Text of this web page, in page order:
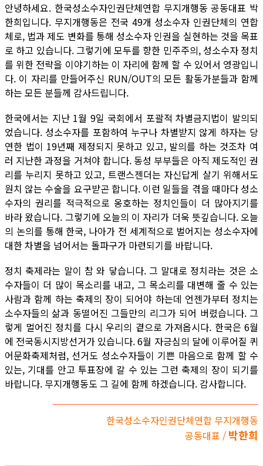
안녕하세요. 한국성소수자인권단체연합 무지개행동 공동대표 박
한희입니다. 무지개행동은 전국 49개 성소수자 인권단체의 연합
체로, 법과 제도 변화를 통해 성소수자 인권을 실현하는 것을 목표
로 하고 있습니다. 그렇기에 모두를 향한 민주주의, 성소수자 정치
를 위한 전략을 이야기하는 이 자리에 함께 할 수 있어서 영광입니
다. 이 자리를 만들어주신 RUN/OUT의 모든 활동가분들과 함께
하는 모든 분들께 감사드립니다.
한국에서는 지난 1월 9일 국회에서 포괄적 차별금지법이 발의되
었습니다. 성소수자를 포함하여 누구나 차별받지 않게 하자는 당
연한 법이 19년째 제정되지 못하고 있고, 발의를 하는 것조차 여
러 지난한 과정을 거쳐야 합니다. 동성 부부들은 아직 제도적인 권
리를 누리지 못하고 있고, 트랜스젠더는 자신답게 살기 위해서도
원치 않는 수술을 요구받곤 합니다. 이런 일들을 겪을 때마다 성소
수자의 권리를 적극적으로 옹호하는 정치인들이 더 많아지기를
바라 왔습니다. 그렇기에 오늘의 이 자리가 더욱 뜻깊습니다. 오늘
의 논의를 통해 한국, 나아가 전 세계적으로 벌어지는 성소수자에
대한 차별을 넘어서는 돌파구가 마련되기를 바랍니다.
정치 축제라는 말이 참 와 닿습니다. 그 말대로 정치라는 것은 소
수자들이 더 많이 목소리를 내고, 그 목소리를 대변해 줄 수 있는
사람과 함께 하는 축제의 장이 되어야 하는데 언젠가부터 정치는
소수자들의 삶과 동떨어진 그들만의 리그가 되어 버렸습니다. 그
렇게 멀어진 정치를 다시 우리의 곁으로 가져옵시다. 한국은 6월
에 전국동시지방선거가 있습니다. 6월 자긍심의 달에 이루어질 퀴
어문화축제처럼, 선거도 성소수자들이 기쁜 마음으로 함께 할 수
있는, 기대를 안고 투표장에 갈 수 있는 그런 축제의 장이 되기를
바랍니다. 무지개행동도 그 길에 함께 하겠습니다. 감사합니다.
한국성소수자인권단체연합 무지개행동
공동대표 / 박한희